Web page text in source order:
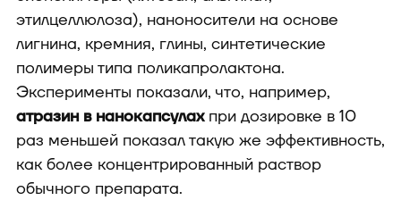
этилцеллюлоза), наноносители на основе
лигнина, кремния, глины, синтетические
полимеры типа поликапролактона.
Эксперименты показали, что, например,
атразин в нанокапсулахпри дозировке в 10
раз меньшей показал такую же эффективность,
как более концентрированный раствор
обычного препарата.